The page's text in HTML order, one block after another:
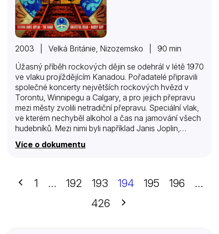
2003 | Velká Británie, Nizozemsko | 90 min
Úžasný příběh rockových dějin se odehrál v létě 1970
ve vlaku projíždějícím Kanadou. Pořadatelé připravili
společné koncerty největších rockových hvězd v
Torontu, Winnipegu a Calgary, a pro jejich přepravu
mezi městy zvolili netradiční přepravu. Speciální vlak,
ve kterém nechyběl alkohol a čas na jamování všech
hudebníků. Mezi nimi byli například Janis Joplin,
Years After. Záběry z koncertů, které provázeli
doby. Vinou finančních problému pořadatelů se
natočený materiál odložil a k jeho zpracování a
uvedení došlo až po více než třiceti letech od
Více o dokumentu
Předchozí
1 … 192 193 194 195 196
…
426
Další